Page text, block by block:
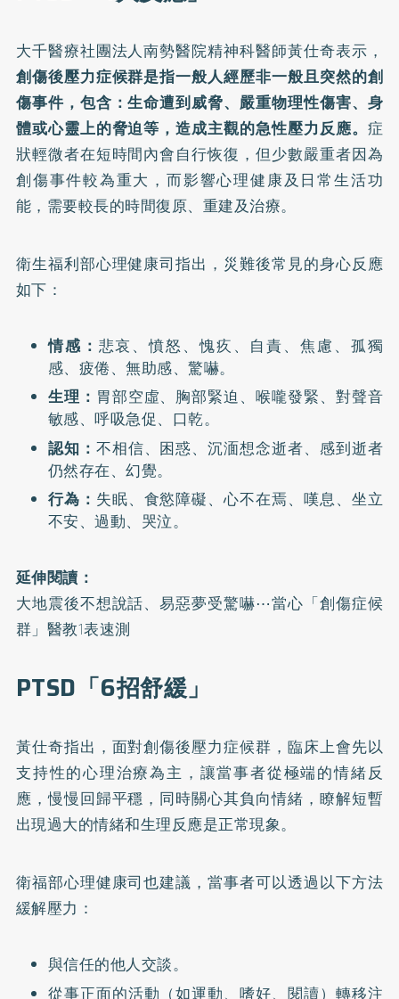
大千醫療社團法人南勢醫院精神科醫師黃仕奇表示，
創傷後壓力症候群是指一般人經歷非一般且突然的創
傷事件，包含：生命遭到威脅、嚴重物理性傷害、身
體或心靈上的脅迫等，造成主觀的急性壓力反應。 症
狀輕微者在短時間內會自行恢復，但少數嚴重者因為
創傷事件較為重大，而影響心理健康及日常生活功
能，需要較長的時間復原、重建及治療。
衛生福利部心理健康司指出， 災難後常見的身心反應
如下：
情感： 悲哀、憤怒、愧疚、自責、焦慮、孤獨
感、疲倦、無助感、驚嚇。
生理： 胃部空虛、胸部緊迫、喉嚨發緊、對聲音
敏感、呼吸急促、口乾。
認知： 不相信、困惑、沉湎想念逝者、感到逝者
仍然存在、幻覺。
行為： 失眠、食慾障礙、心不在焉、嘆息、坐立
不安、過動、哭泣。
延伸閱讀：
大地震後不想說話、易惡夢受驚嚇⋯當心「創傷症候
群」醫教1表速測
PTSD「6招舒緩」
黃仕奇指出，面對創傷後壓力症候群，臨床上會先以
支持性的心理治療為主，讓當事者從極端的情緒反
應，慢慢回歸平穩，同時關心其負向情緒，瞭解短暫
出現過大的情緒和生理反應是正常現象。
衛福部心理健康司也建議，當事者可以透過以下方法
緩解壓力：
與信任的他人交談。
從事正面的活動（如運動、嗜好、閱讀）轉移注